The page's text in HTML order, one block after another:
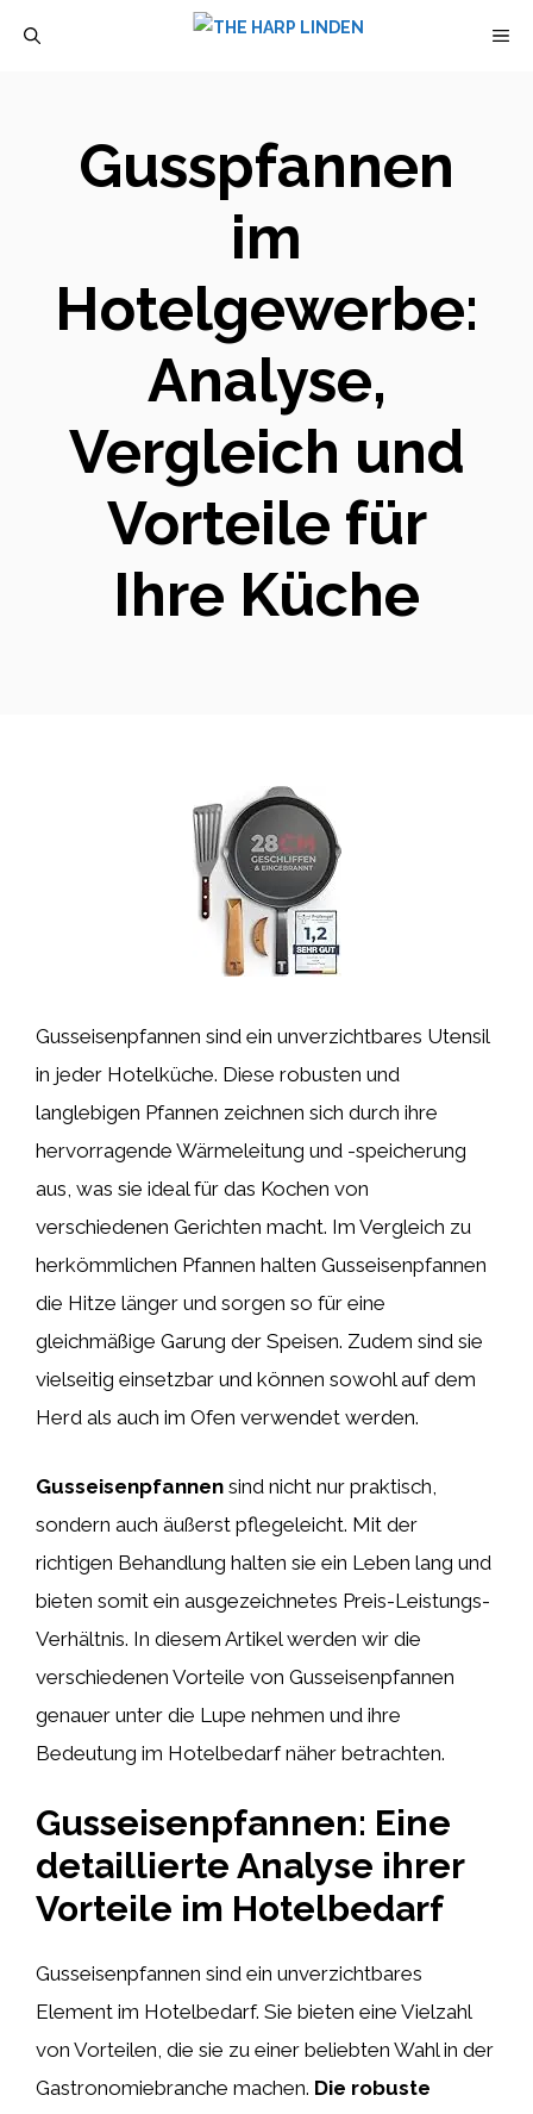
Gusspfannen
im
Hotelgewerbe:
Analyse,
Vergleich und
Vorteile für
Ihre Küche
Gusseisenpfannen sind ein unverzichtbares Utensil
in jeder Hotelküche. Diese robusten und
langlebigen Pfannen zeichnen sich durch ihre
hervorragende Wärmeleitung und -speicherung
aus, was sie ideal für das Kochen von
verschiedenen Gerichten macht. Im Vergleich zu
herkömmlichen Pfannen halten Gusseisenpfannen
die Hitze länger und sorgen so für eine
gleichmäßige Garung der Speisen. Zudem sind sie
vielseitig einsetzbar und können sowohl auf dem
Herd als auch im Ofen verwendet werden.
Gusseisenpfannen sind nicht nur praktisch,
sondern auch äußerst pflegeleicht. Mit der
richtigen Behandlung halten sie ein Leben lang und
bieten somit ein ausgezeichnetes Preis-Leistungs-
Verhältnis. In diesem Artikel werden wir die
verschiedenen Vorteile von Gusseisenpfannen
genauer unter die Lupe nehmen und ihre
Bedeutung im Hotelbedarf näher betrachten.
Gusseisenpfannen: Eine
detaillierte Analyse ihrer
Vorteile im Hotelbedarf
Gusseisenpfannen sind ein unverzichtbares
Element im Hotelbedarf. Sie bieten eine Vielzahl
von Vorteilen, die sie zu einer beliebten Wahl in der
Gastronomiebranche machen. Die robuste